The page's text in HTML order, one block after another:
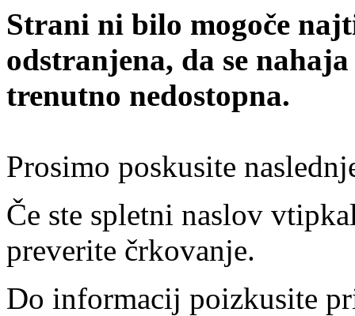
Strani ni bilo mogoče
odstranjena, da se
trenutno nedostopna.
Prosimo poskusite
Če ste spletni naslov
preverite črkovanje.
Do informacij poizkusite